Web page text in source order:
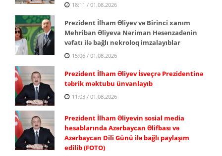
18:11 / 01.08.2026
Prezident İlham Əliyev və Birinci xanım
Mehriban Əliyeva Nəriman Həsənzadənin
vəfatı ilə bağlı nekroloq imzalayıblar
15:06 / 01.08.2026
Prezident İlham Əliyev İsveçrə Prezidentinə
təbrik məktubu ünvanlayıb
11:03 / 01.08.2026
Prezident İlham Əliyevin sosial media
hesablarında Azərbaycan Əlifbası və
Azərbaycan Dili Günü ilə bağlı paylaşım
edilib (FOTO)